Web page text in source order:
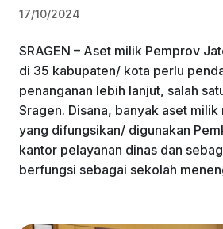
17/10/2024
SRAGEN – Aset milik Pemprov
di 35 kabupaten/ kota perlu
penanganan lebih lanjut, salah
Sragen. Disana, banyak aset
yang difungsikan/ digunakan
kantor pelayanan dinas dan
berfungsi sebagai sekolah